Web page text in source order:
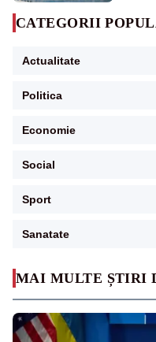
MAI MULTE ȘTIRI
CATEGORII
Actualitate
Politica
Economie
Social
Sport
Sanatate